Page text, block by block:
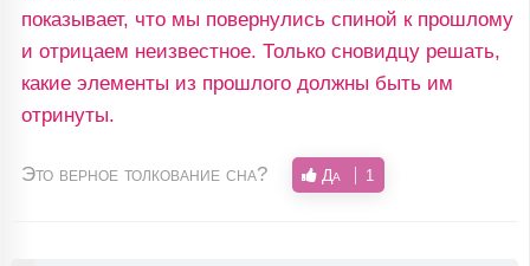
показывает, что мы повернулись спиной к прошлому
и отрицаем неизвестное. Только сновидцу решать,
какие элементы из прошлого должны быть им
отринуты.
Это верное толкование сна? Да 1